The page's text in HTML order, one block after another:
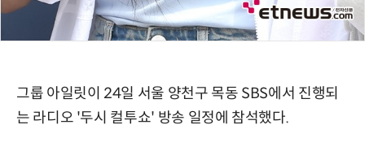
그룹 아일릿이 24일 서울 양천구 목동 SBS에서 진행되
는 라디오 '두시 컬투쇼' 방송 일정에 참석했다.